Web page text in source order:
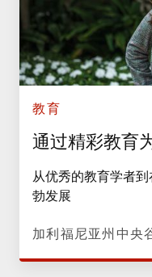
教育
通过精彩教育
从优秀的教育学者
勃发展
加利福尼亚州中央